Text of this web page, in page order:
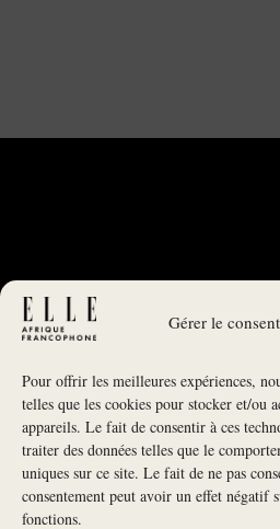
Gérer le
Pour offrir les meilleures expériences,
telles que les cookies pour stocker et/ou
appareils. Le fait de consentir à ces
traiter des données telles que le
uniques sur ce site. Le fait de ne pas
consentement peut avoir un effet négatif
fonctions.